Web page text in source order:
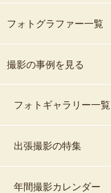
フォトグラファー一覧
撮影の事例を見る
フォトギャラリー一覧
出張撮影の特集
年間撮影カレンダー